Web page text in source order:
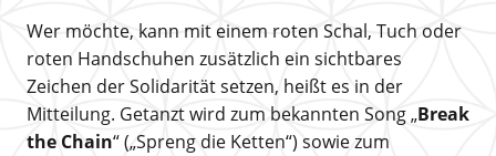
Wer möchte, kann mit einem roten Schal, Tuch oder
roten Handschuhen zusätzlich ein sichtbares
Zeichen der Solidarität setzen, heißt es in der
Mitteilung. Getanzt wird zum bekannten Song „Break
the Chain“ („Spreng die Ketten“) sowie zum